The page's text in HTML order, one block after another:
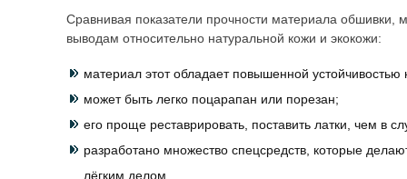
Сравнивая показатели прочности материала
выводам относительно натуральной кожи и экокожи:
материал этот обладает повышенной устойчивостью
может быть легко поцарапан или порезан;
его проще реставрировать, поставить латки, чем в
разработано множество спецсредств, которые
лёгким делом.